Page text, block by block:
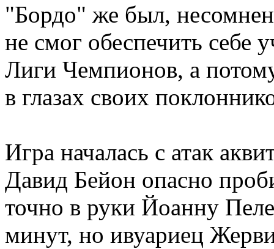
"Бордо" же был,
не смог обеспечить себе
Лиги Чемпионов, а
в глазах своих
Игра началась с атак
Давид Бейон опасно
точно в руки Йоанну
минут, но ивуариец